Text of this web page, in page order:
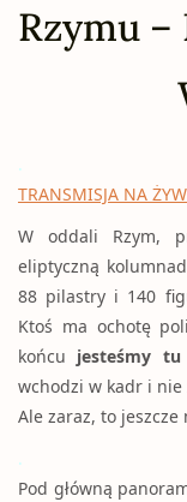
Rzymu –
.
TRANSMISJA NA
W oddali Rzym,
eliptyczną
88 pilastry i 140
Ktoś ma ochotę
końcu jesteśmy
wchodzi w kadr i
Ale zaraz, to jeszcze
.
Pod główną